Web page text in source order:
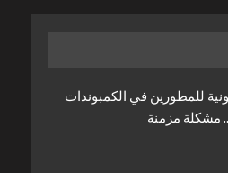
للمطورين في الكمبوندات
مشكلة مزمنة